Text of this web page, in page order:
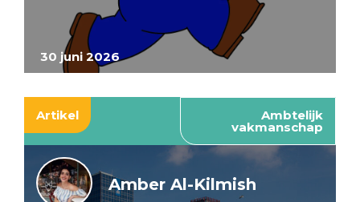
30 juni 2026
Artikel Ambtelijk
vakmanschap
Amber Al-Kilmish